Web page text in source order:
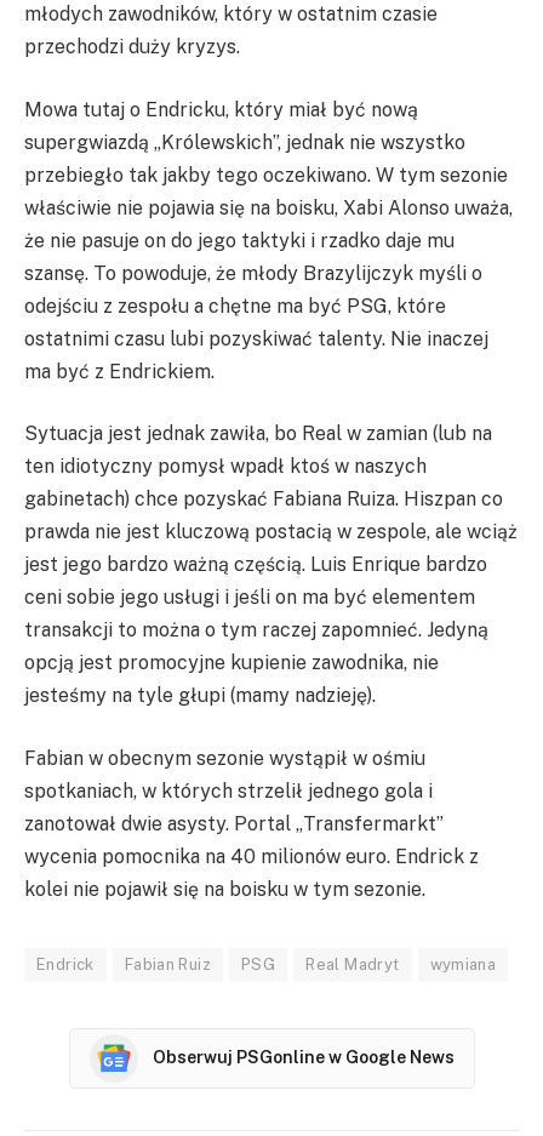
młodych zawodników, który w ostatnim czasie
przechodzi duży kryzys.
Mowa tutaj o Endricku, który miał być nową
supergwiazdą „Królewskich”, jednak nie wszystko
przebiegło tak jakby tego oczekiwano. W tym sezonie
właściwie nie pojawia się na boisku, Xabi Alonso uważa,
że nie pasuje on do jego taktyki i rzadko daje mu
szansę. To powoduje, że młody Brazylijczyk myśli o
odejściu z zespołu a chętne ma być PSG, które
ostatnimi czasu lubi pozyskiwać talenty. Nie inaczej
ma być z Endrickiem.
Sytuacja jest jednak zawiła, bo Real w zamian (lub na
ten idiotyczny pomysł wpadł ktoś w naszych
gabinetach) chce pozyskać Fabiana Ruiza. Hiszpan co
prawda nie jest kluczową postacią w zespole, ale wciąż
jest jego bardzo ważną częścią. Luis Enrique bardzo
ceni sobie jego usługi i jeśli on ma być elementem
transakcji to można o tym raczej zapomnieć. Jedyną
opcją jest promocyjne kupienie zawodnika, nie
jesteśmy na tyle głupi (mamy nadzieję).
Fabian w obecnym sezonie wystąpił w ośmiu
spotkaniach, w których strzelił jednego gola i
zanotował dwie asysty. Portal „Transfermarkt”
wycenia pomocnika na 40 milionów euro. Endrick z
kolei nie pojawił się na boisku w tym sezonie.
Endrick Fabian Ruiz PSG Real Madryt wymiana
Obserwuj PSGonline w Google News